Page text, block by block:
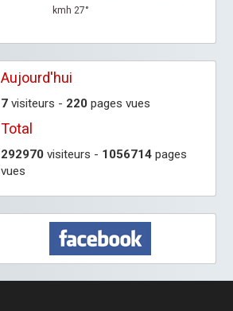
kmh 27°
Aujourd'hui
7 visiteurs - 220 pages vues
Total
292970 visiteurs - 1056714 pages
vues